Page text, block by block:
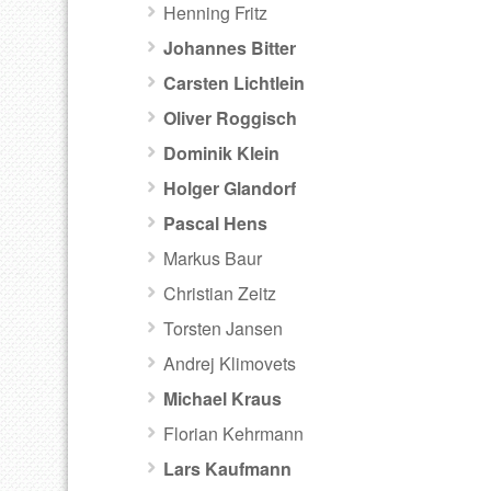
Henning Fritz
Johannes Bitter
Carsten Lichtlein
Oliver Roggisch
Dominik Klein
Holger Glandorf
Pascal Hens
Markus Baur
Christian Zeitz
Torsten Jansen
Andrej Klimovets
Michael Kraus
Florian Kehrmann
Lars Kaufmann